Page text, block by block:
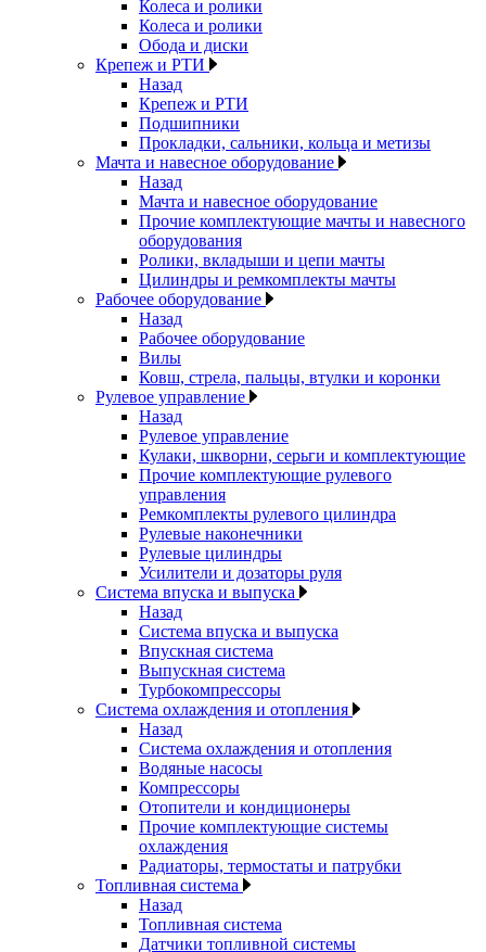
Колеса и ролики
Колеса и ролики
Обода и диски
Крепеж и РТИ
Назад
Крепеж и РТИ
Подшипники
Прокладки, сальники, кольца и метизы
Мачта и навесное оборудование
Назад
Мачта и навесное оборудование
Прочие комплектующие мачты и навесного
оборудования
Ролики, вкладыши и цепи мачты
Цилиндры и ремкомплекты мачты
Рабочее оборудование
Назад
Рабочее оборудование
Вилы
Ковш, стрела, пальцы, втулки и коронки
Рулевое управление
Назад
Рулевое управление
Кулаки, шкворни, серьги и комплектующие
Прочие комплектующие рулевого
управления
Ремкомплекты рулевого цилиндра
Рулевые наконечники
Рулевые цилиндры
Усилители и дозаторы руля
Система впуска и выпуска
Назад
Система впуска и выпуска
Впускная система
Выпускная система
Турбокомпрессоры
Система охлаждения и отопления
Назад
Система охлаждения и отопления
Водяные насосы
Компрессоры
Отопители и кондиционеры
Прочие комплектующие системы
охлаждения
Радиаторы, термостаты и патрубки
Топливная система
Назад
Топливная система
Датчики топливной системы